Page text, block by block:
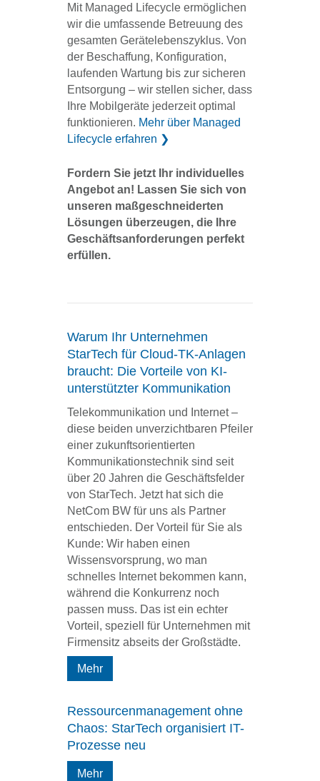
Mit Managed Lifecycle ermöglichen
wir die umfassende Betreuung des
gesamten Gerätelebenszyklus. Von
der Beschaffung, Konfiguration,
laufenden Wartung bis zur sicheren
Entsorgung – wir stellen sicher, dass
Ihre Mobilgeräte jederzeit optimal
funktionieren. Mehr über Managed
Lifecycle erfahren ❯
Fordern Sie jetzt Ihr individuelles
Angebot an! Lassen Sie sich von
unseren maßgeschneiderten
Lösungen überzeugen, die Ihre
Geschäftsanforderungen perfekt
erfüllen.
Warum Ihr Unternehmen
StarTech für Cloud-TK-Anlagen
braucht: Die Vorteile von KI-
unterstützter Kommunikation
Telekommunikation und Internet –
diese beiden unverzichtbaren Pfeiler
einer zukunftsorientierten
Kommunikationstechnik sind seit
über 20 Jahren die Geschäftsfelder
von StarTech. Jetzt hat sich die
NetCom BW für uns als Partner
entschieden. Der Vorteil für Sie als
Kunde: Wir haben einen
Wissensvorsprung, wo man
schnelles Internet bekommen kann,
während die Konkurrenz noch
passen muss. Das ist ein echter
Vorteil, speziell für Unternehmen mit
Firmensitz abseits der Großstädte.
Mehr
Ressourcenmanagement ohne
Chaos: StarTech organisiert IT-
Prozesse neu
Mehr